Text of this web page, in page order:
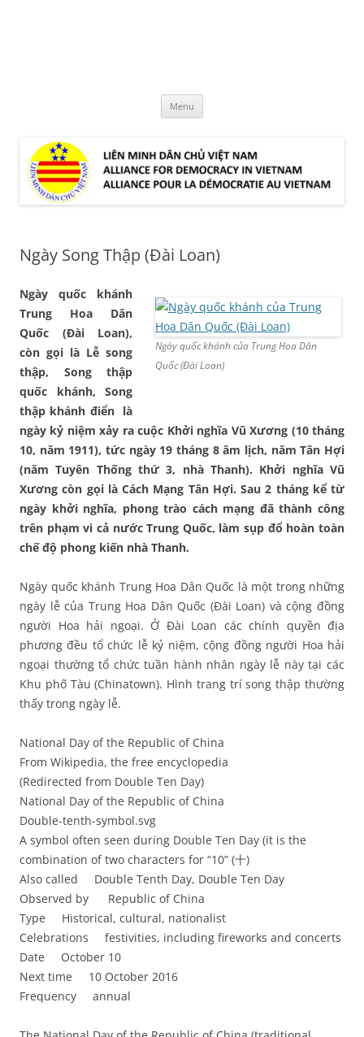
Menu
Ngày Song Thập (Đài Loan)
Ngày quốc khánh của Trung Hoa Dân
Quốc (Đài Loan)
Ngày quốc khánh
Trung Hoa Dân
Quốc (Đài Loan),
còn gọi là Lễ song
thập, Song thập
quốc khánh, Song
thập khánh điển là
ngày kỷ niệm xảy ra cuộc Khởi nghĩa Vũ Xương (10 tháng
10, năm 1911), tức ngày 19 tháng 8 âm lịch, năm Tân Hợi
(năm Tuyên Thống thứ 3, nhà Thanh). Khởi nghĩa Vũ
Xương còn gọi là Cách Mạng Tân Hợi. Sau 2 tháng kể từ
ngày khởi nghĩa, phong trào cách mạng đã thành công
trên phạm vi cả nước Trung Quốc, làm sụp đổ hoàn toàn
chế độ phong kiến nhà Thanh.
Ngày quốc khánh Trung Hoa Dân Quốc là một trong những
ngày lễ của Trung Hoa Dân Quốc (Đài Loan) và cộng đồng
người Hoa hải ngoại. Ở Đài Loan các chính quyền địa
phương đều tổ chức lễ kỷ niệm, cộng đồng người Hoa hải
ngoại thường tổ chức tuần hành nhân ngày lễ này tại các
Khu phố Tàu (Chinatown). Hình trang trí song thập thường
thấy trong ngày lễ.
National Day of the Republic of China
From Wikipedia, the free encyclopedia
(Redirected from Double Ten Day)
National Day of the Republic of China
Double-tenth-symbol.svg
A symbol often seen during Double Ten Day (it is the
combination of two characters for “10” (十)
Also called Double Tenth Day, Double Ten Day
Observed by Republic of China
Type Historical, cultural, nationalist
Celebrations festivities, including fireworks and concerts
Date October 10
Next time 10 October 2016
Frequency annual